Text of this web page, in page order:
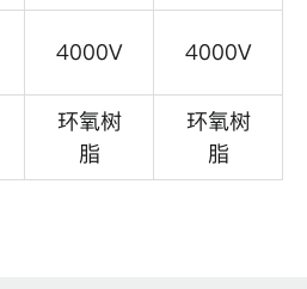
4000V 4000V
环氧树
脂
环氧树
脂